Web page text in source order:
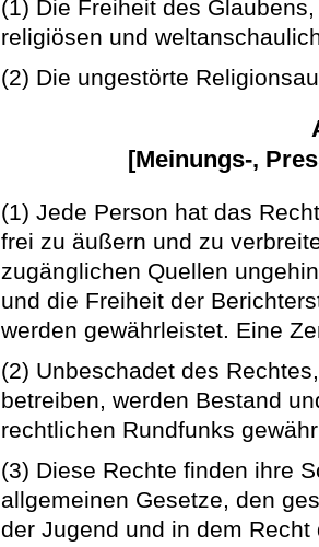
(1) Die Freiheit des
religiösen und
(2) Die ungestörte
[Meinungs-,
(1) Jede Person hat das
frei zu äußern und zu
zugänglichen Quellen
und die Freiheit der
werden gewährleistet. Eine
(2) Unbeschadet des
betreiben, werden Bestand
rechtlichen Rundfunks
(3) Diese Rechte finden ihre
allgemeinen Gesetze, den
der Jugend und in dem